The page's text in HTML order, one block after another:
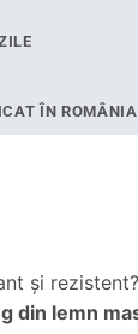
ÎN ROMÂNIA
şi
din lemn